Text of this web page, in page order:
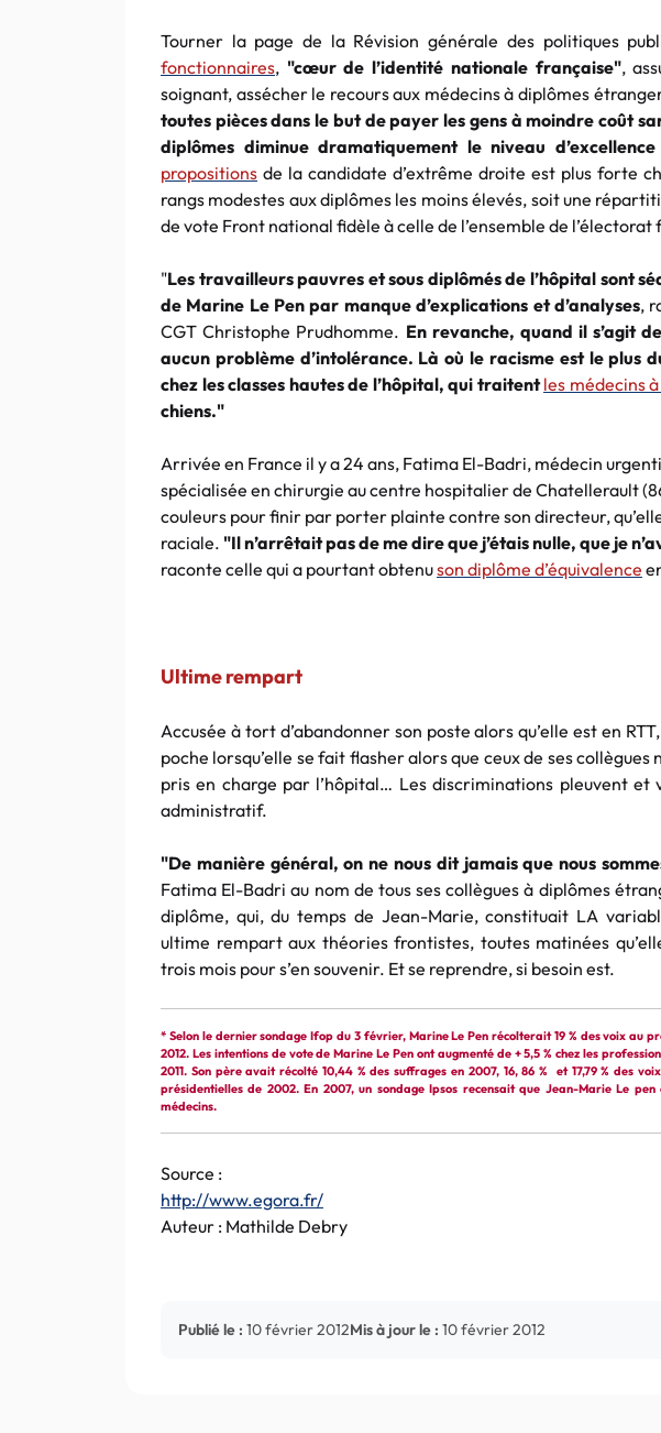
Tourner la page de la Révision générale des politiques
fonctionnaires, "cœur de l’identité nationale française",
soignant, assécher le recours aux médecins à diplômes
toutes pièces dans le but de payer les gens à moindre coût
diplômes diminue dramatiquement le niveau
propositions de la candidate d’extrême droite est plus forte
rangs modestes aux diplômes les moins élevés, soit une
de vote Front national fidèle à celle de l’ensemble de l’électorat
"Les travailleurs pauvres et sous diplômés de l’hôpital sont
de Marine Le Pen par manque d’explications et d’analyses,
CGT Christophe Prudhomme. En revanche, quand il s’agit
aucun problème d’intolérance. Là où le racisme est le plus
chez les classes hautes de l’hôpital, qui traitentles médecins
chiens."
Arrivée en France il y a 24 ans, Fatima El-Badri, médecin
spécialisée en chirurgie au centre hospitalier de Chatellerault
couleurs pour finir par porter plainte contre son directeur,
raciale. "Il n’arrêtait pas de me dire que j’étais nulle, que je
raconte celle qui a pourtant obtenuson diplôme d’équivalence
Ultime rempart
Accusée à tort d’abandonner son poste alors qu’elle est en
poche lorsqu’elle se fait flasher alors que ceux de ses
pris en charge par l’hôpital… Les discriminations pleuvent et
administratif.
"De manière général, on ne nous dit jamais que nous
Fatima El-Badri au nom de tous ses collègues à diplômes
diplôme, qui, du temps de Jean-Marie, constituait LA
ultime rempart aux théories frontistes, toutes matinées
trois mois pour s’en souvenir. Et se reprendre, si besoin est.
* Selon le dernier sondage Ifop du 3 février, Marine Le Pen récolterait 19 % des voix au
2012. Les intentions de vote de Marine Le Pen ont augmenté de + 5,5 % chez les
2011. Son père avait récolté 10,44 % des suffrages en 2007, 16, 86 % et 17,79 % des
présidentielles de 2002. En 2007, un sondage Ipsos recensait que Jean-Marie Le pen
médecins.
Source :
http://www.egora.fr/
Auteur : Mathilde Debry
Publié le : 10 février 2012Mis à jour le : 10 février 2012